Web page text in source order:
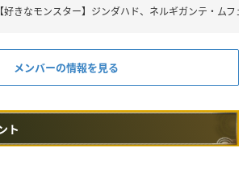
【好きなモンスター】ジンダハド、ネルギガンテ・ムフ
メンバーの情報を見る
ト